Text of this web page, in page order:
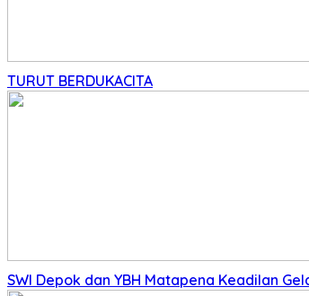
TURUT BERDUKACITA
SWI Depok dan YBH Matapena Keadilan